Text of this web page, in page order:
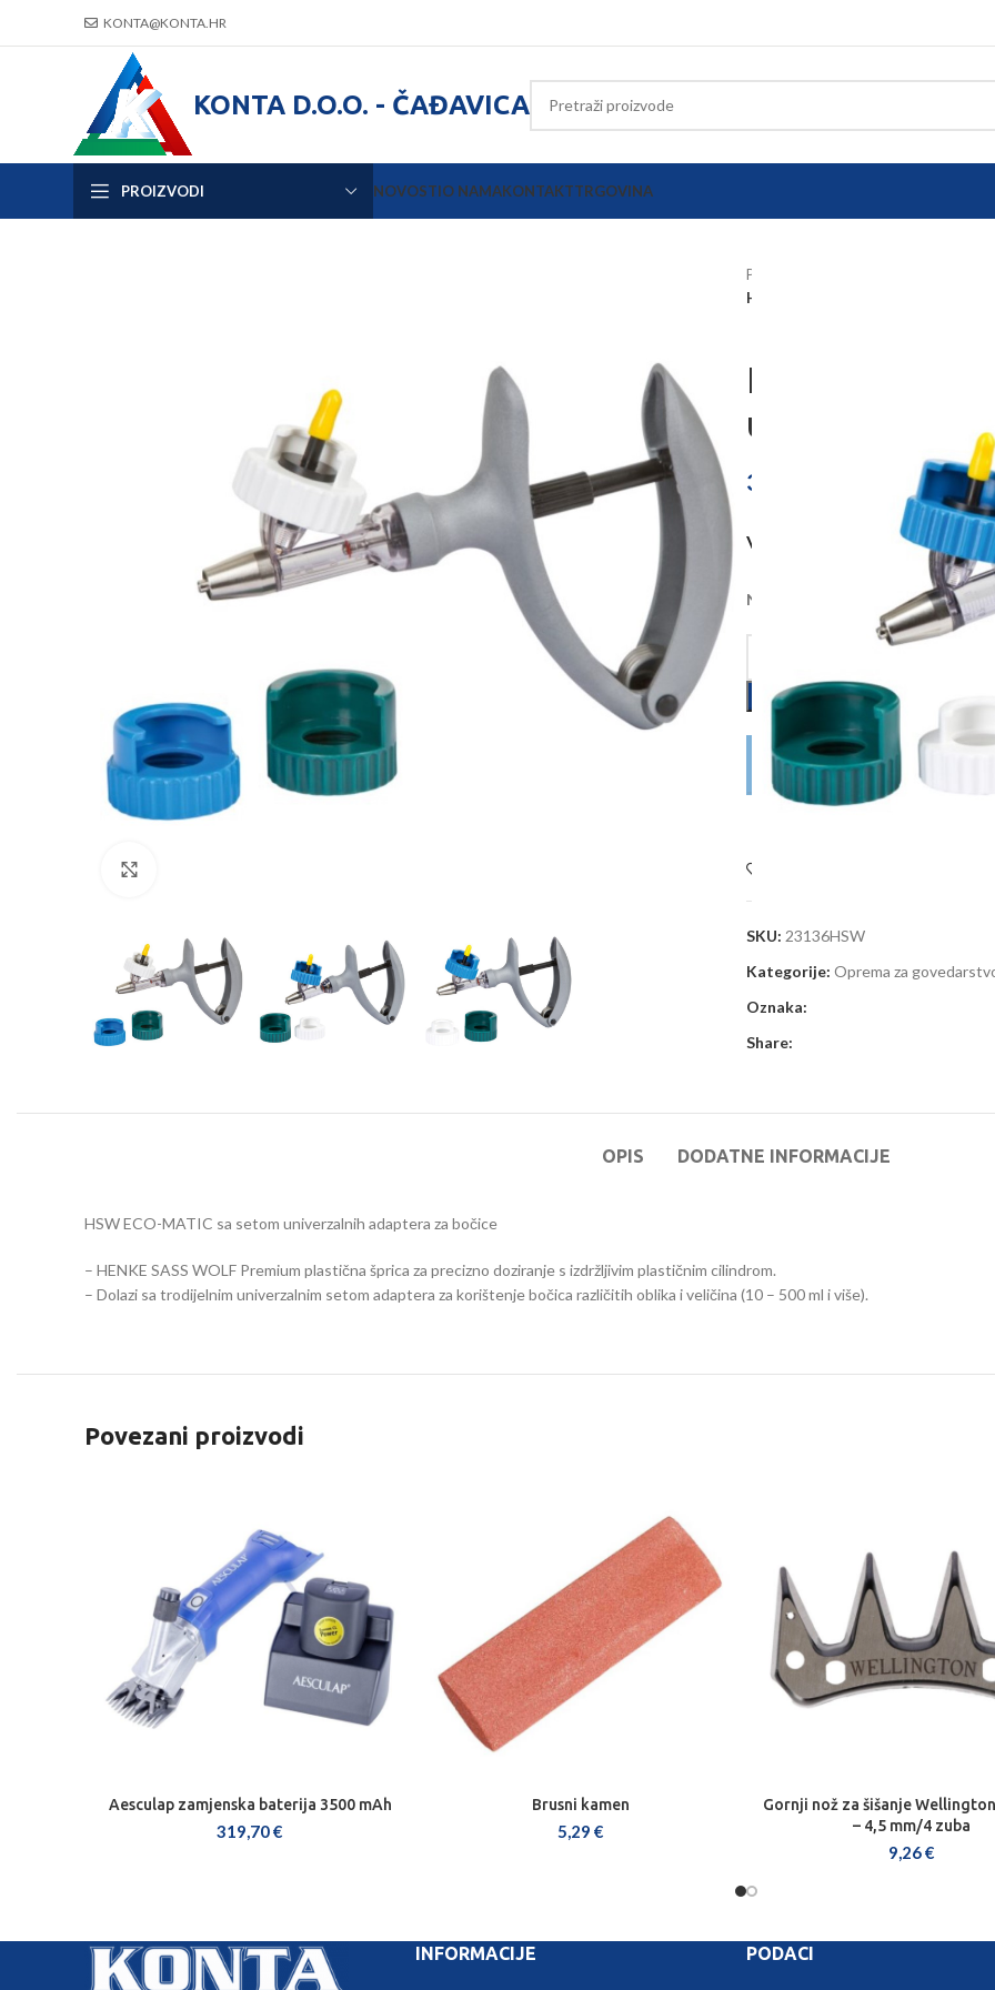
KONTA@KONTA.HR
KONTA D.O.O. - ČAĐAVICA
PROIZVODI NOVOSTIO NAMAKONTAKTTRGOVINA
Početna
HSW ECO-MATIC sa setom
HSW ECO-
univerzalnih
36,57 44,28€
VOLUMEN
Na zalihi kod dobavljača, dobava
DODAJ U KOŠARICU
POŠALJITE UPIT
SKU: 23136HSW
Kategorije: Oprema za
Oznaka:
Share:
OPIS DODATNE INFORMACIJE
HSW ECO-MATIC sa setom univerzalnih adaptera za bočice
– HENKE SASS WOLF Premium plastična šprica za precizno doziranje s izdržljivim plastičnim cilindrom.
– Dolazi sa trodijelnim univerzalnim setom adaptera za korištenje bočica različitih oblika i veličina (10 – 500 ml i više).
Povezani proizvodi
DODAJ U KOŠARICU
Aesculap zamjenska baterija 3500 mAh
319,70€
DODAJ U KOŠARICU
Brusni kamen
5,29 €
DODAJ U KOŠARICU
Gornji nož za šišanje
– 4,5 mm/4 zuba
9,26€
INFORMACIJE PODACI